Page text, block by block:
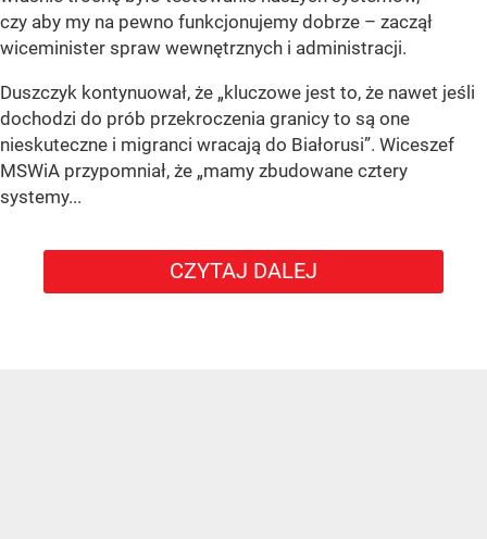
czy aby my na pewno funkcjonujemy dobrze – zaczął
wiceminister spraw wewnętrznych i administracji.
Duszczyk kontynuował, że „kluczowe jest to, że nawet jeśli
dochodzi do prób przekroczenia granicy to są one
nieskuteczne i migranci wracają do Białorusi”. Wiceszef
MSWiA przypomniał, że „mamy zbudowane cztery
systemy...
CZYTAJ DALEJ